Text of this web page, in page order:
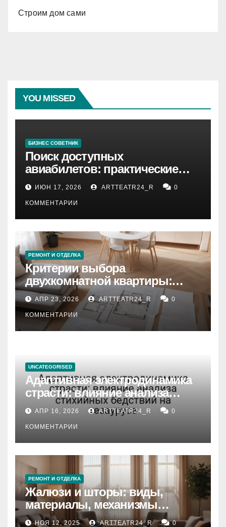
Строим дом сами
YOU MISSED
БИЗНЕС СОВЕТНИК
Поиск доступных
авиабилетов: практические
рекомендации
ИЮН 17, 2026 ARTTEATR24_R 0
КОММЕНТАРИИ
РЕМОНТ И ОТДЕЛКА
Критерии выбора
двухкомнатной квартиры:
планировка, площадь,
состояние и документация
АПР 23, 2026 ARTTEATR24_R 0
КОММЕНТАРИИ
UNCATEGORISED
Адаптивная электродинамика
страсти: влияние анализа
стихийных бедствий на
тезауруса
АПР 16, 2026 ARTTEATR24_R 0
КОММЕНТАРИИ
РЕМОНТ И ОТДЕЛКА
Жалюзи и шторы: виды,
материалы, механизмы
управления и уход
НОЯ 12, 2025 ARTTEATR24_R 0